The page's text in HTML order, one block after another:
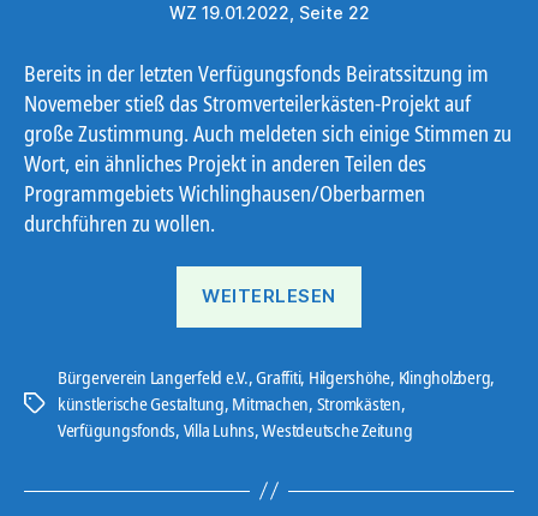
WZ 19.01.2022, Seite 22
Bereits in der letzten Verfügungsfonds Beiratssitzung im
Novemeber stieß das Stromverteilerkästen-Projekt auf
große Zustimmung. Auch meldeten sich einige Stimmen zu
Wort, ein ähnliches Projekt in anderen Teilen des
Programmgebiets Wichlinghausen/Oberbarmen
durchführen zu wollen.
WEITERLESEN
Schlagwörter
Bürgerverein Langerfeld e.V.,Graffiti, Hilgershöhe, Klingholzberg,
künstlerische Gestaltung, Mitmachen, Stromkästen,
Verfügungsfonds, Villa Luhns,Westdeutsche Zeitung